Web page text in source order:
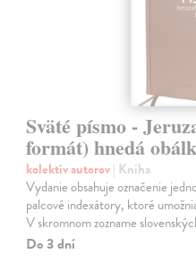
Sväté písmo -
formát) hnedá
kolektív autorov| Kniha
Vydanie obsahuje označenie
palcové indexátory, ktoré
V skromnom zozname
Do 3 dní